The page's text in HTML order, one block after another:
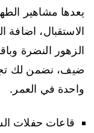
يعدها مشاهير
الاستقبال،
الزهور النضرة
ضيف، نضمن لك
واحدة في العمر.
قاعات حفلات